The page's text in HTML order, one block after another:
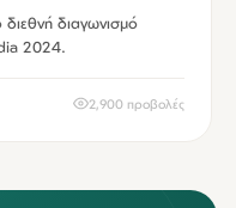
διαγωνισμό
2024.
2,900 προβολές